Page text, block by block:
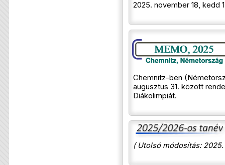
2025. november 18, kedd
Chemnitz-ben
augusztus 31. között
Diákolimpiát.
( Utolsó módosítás: